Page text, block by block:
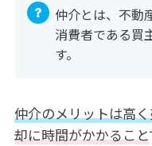
仲介とは、不動
消費者である買
す。
仲介のメリットは高
却に時間がかかること